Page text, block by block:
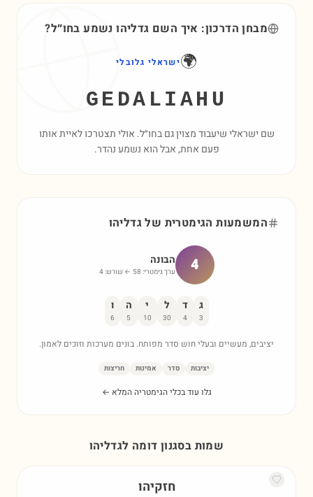
מבחן הדרכון: איך השם גדליהונשמע בחו״ל?
🌍ישראלי גלובלי
GEDALIAHU
שם ישראלי שיעבוד מצוין גם בחו״ל. אולי תצטרכו לאיית אותו
פעם אחת, אבל הוא נשמע נהדר.
המשמעות הגימטרית שלגדליהו
4 הבונה
ערך גימטרי: 58 ← שורש: 4
ג
3
ד
4
ל
30
י
10
ה
5
ו
6
יציבים, מעשיים ובעלי חוש סדר מפותח. בונים מערכות וזוכים לאמון.
יציבות סדר אמינות חריצות
גלו עוד בכלי הגימטריה המלא ←
שמות בסגנון דומה לגדליהו
חזקיהו